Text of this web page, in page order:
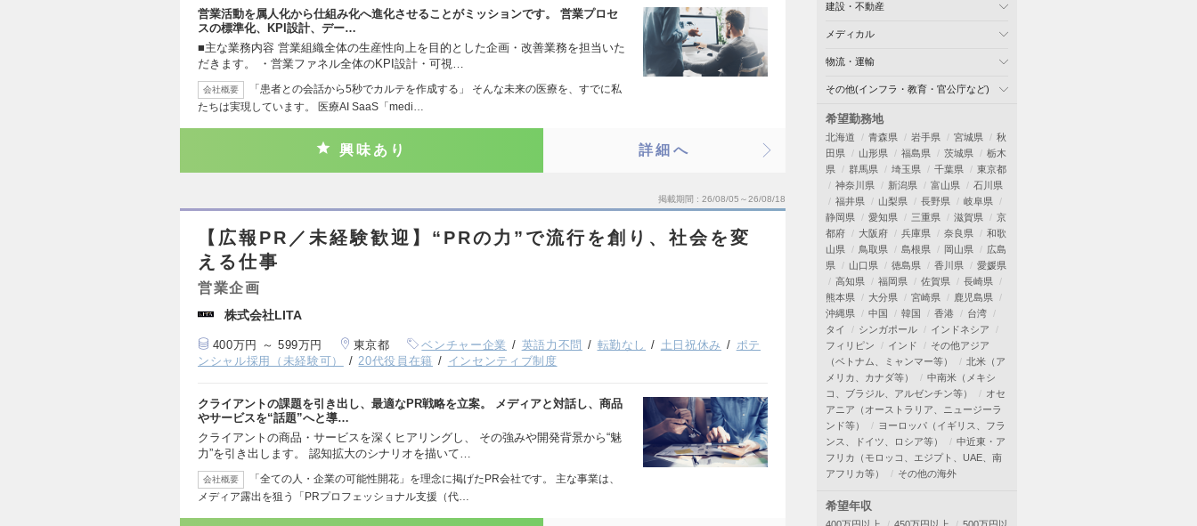
営業活動を属人化から仕組み化へ進化させることがミッションです。 営業プロセ
スの標準化、KPI設計、デー…
■主な業務内容 営業組織全体の生産性向上を目的とした企画・改善業務を担当いた
だきます。 ・営業ファネル全体のKPI設計・可視…
会社概要
「患者との会話から5秒でカルテを作成する」 そんな未来の医療を、すでに私
たちは実現しています。 医療AI SaaS「medi…
興味あり 詳細へ
掲載期間 26/08/05～26/08/18
【広報PR／未経験歓迎】“PRの力”で流行を創り、社会を変
える仕事
営業企画
株式会社LITA
400万円 ～ 599万円 東京都 ベンチャー企業 英語力不問 転勤なし 土日祝休み
ポテ
ンシャル採用（未経験可）
20代役員在籍 インセンティブ制度
クライアントの課題を引き出し、最適なPR戦略を立案。 メディアと対話し、商品
やサービスを“話題”へと導…
クライアントの商品・サービスを深くヒアリングし、 その強みや開発背景から“魅
力”を引き出します。 認知拡大のシナリオを描いて…
会社概要
「全ての人・企業の可能性開花」を理念に掲げたPR会社です。 主な事業は、
メディア露出を狙う「PRプロフェッショナル支援（代…
建設・不動産
メディカル
物流・運輸
その他(インフラ・教育・官公庁など)
希望勤務地
北海道 青森県 岩手県 宮城県
秋
田県
山形県 福島県 茨城県
栃木
県
群馬県 埼玉県 千葉県
東京都
神奈川県
新潟県 富山県
石川県
福井県
山梨県 長野県
岐阜県
静岡県
愛知県 三重県 滋賀県
京
都府
大阪府 兵庫県 奈良県
和歌
山県
鳥取県 島根県 岡山県
広島
県
山口県 徳島県 香川県
愛媛県
高知県
福岡県 佐賀県
長崎県
熊本県
大分県 宮崎県
鹿児島県
沖縄県
中国 韓国 香港
台湾
タイ
シンガポール
インドネシア
フィリピン
インド
その他アジア
（ベトナム、ミャンマー等）
北米（ア
メリカ、カナダ等）
中南米（メキシ
コ、ブラジル、アルゼンチン等）
オセ
アニア（オーストラリア、ニュージーラ
ンド等）
ヨーロッパ（イギリス、フラ
ンス、ドイツ、ロシア等）
中近東・ア
フリカ（モロッコ、エジプト、UAE、南
アフリカ等）
その他の海外
希望年収